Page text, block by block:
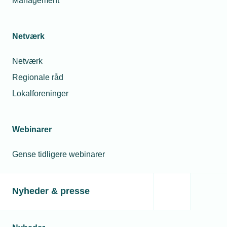
Netværk
Netværk
Regionale råd
Lokalforeninger
Webinarer
Gense tidligere webinarer
Nyheder & presse
Læs mere om samme emne: